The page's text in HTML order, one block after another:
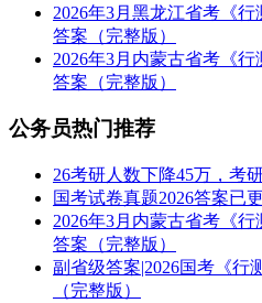
2026年3月黑龙江省考《
答案（完整版）
2026年3月内蒙古省考《
答案（完整版）
公务员热门推荐
26考研人数下降45万，考
国考试卷真题2026答案已
2026年3月内蒙古省考《
答案（完整版）
副省级答案|2026国考《行
（完整版）